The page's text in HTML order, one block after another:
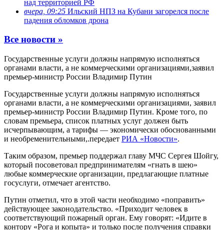
над территорией РФ
вчера, 09:25 Ильский НПЗ на Кубани загорелся после
падения обломков дрона
Все новости »
Государственные услуги должны напрямую исполняться
органами власти, а не коммерческими организациями,заявил
премьер-министр России Владимир Путин
Государственные услуги должны напрямую исполняться
органами власти, а не коммерческими организациями, заявил
премьер-министр России Владимир Путин. Кроме того, по
словам премьера, список платных услуг должен быть
исчерпывающим, а тарифы — экономически обоснованными
и необременительными,.передает РИА «Новости».
Таким образом, премьер поддержал главу МЧС Сергея Шойгу,
который посоветовал предпринимателям «гнать в шею»
любые коммерческие организации, предлагающие платные
госуслуги, отмечает агентство.
Путин отметил, что в этой части необходимо «поправить»
действующее законодательство. «Приходит человек в
соответствующий пожарный орган. Ему говорят: «Идите в
контору «Рога и копыта» и только после получения справки